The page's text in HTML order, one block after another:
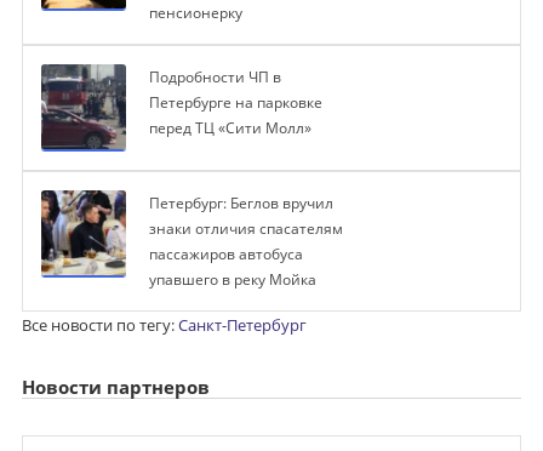
пенсионерку
Подробности ЧП в
Петербурге на парковке
перед ТЦ «Сити Молл»
Петербург: Беглов вручил
знаки отличия спасателям
пассажиров автобуса
упавшего в реку Мойка
Все новости по тегу:Санкт-Петербург
Новости партнеров